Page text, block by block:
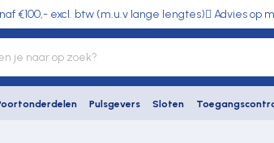
€100,- excl. btw (m.u.v lange lengtes) Advies op
Pulsgevers Sloten